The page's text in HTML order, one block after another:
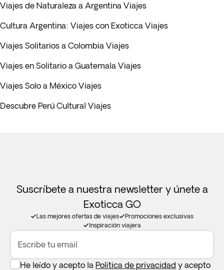
Viajes de Naturaleza a Argentina Viajes
Cultura Argentina: Viajes con Exoticca Viajes
Viajes Solitarios a Colombia Viajes
Viajes en Solitario a Guatemala Viajes
Viajes Solo a México Viajes
Descubre Perú Cultural Viajes
Suscríbete a nuestra newsletter y únete a
Exoticca GO
Las mejores ofertas de viajes
Promociones exclusivas
Inspiración viajera
Escribe tu email
He leído y acepto la Política de privacidad y acepto